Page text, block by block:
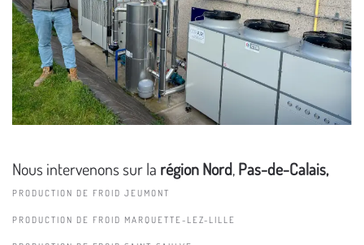
Nous intervenons sur la région Nord,Pas-de-Calais,
PRODUCTION DE FROID JEUMONT
PRODUCTION DE FROID MARQUETTE-LEZ-LILLE